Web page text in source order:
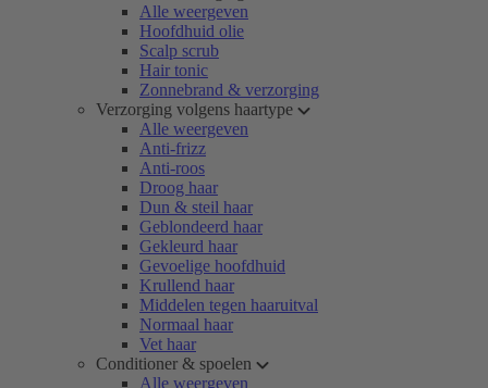
Alle weergeven
Hoofdhuid olie
Scalp scrub
Hair tonic
Zonnebrand & verzorging
Verzorging volgens haartype
Alle weergeven
Anti-frizz
Anti-roos
Droog haar
Dun & steil haar
Geblondeerd haar
Gekleurd haar
Gevoelige hoofdhuid
Krullend haar
Middelen tegen haaruitval
Normaal haar
Vet haar
Conditioner & spoelen
Alle weergeven